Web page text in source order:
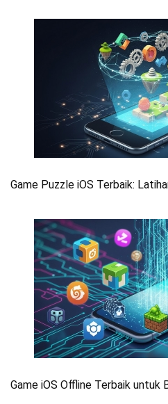
Game Puzzle iOS Terbaik:
Game iOS Offline Terbaik untuk